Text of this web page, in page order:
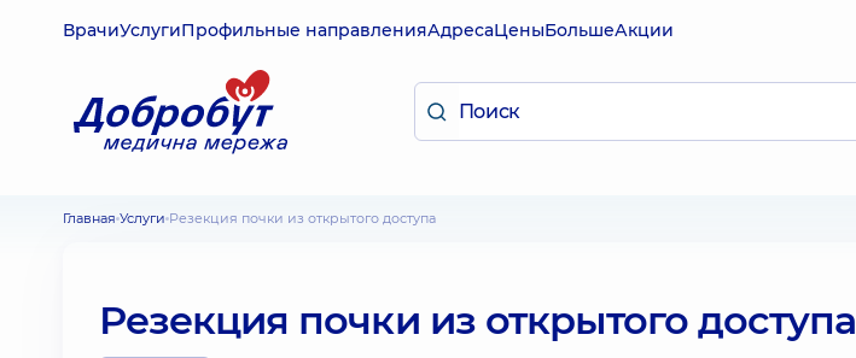
ВрачиУслугиПрофильные направленияАдресаЦеныБольшеАкции
Главная Услуги Резекция почки из открытого доступа
Резекция почки из открытого доступа